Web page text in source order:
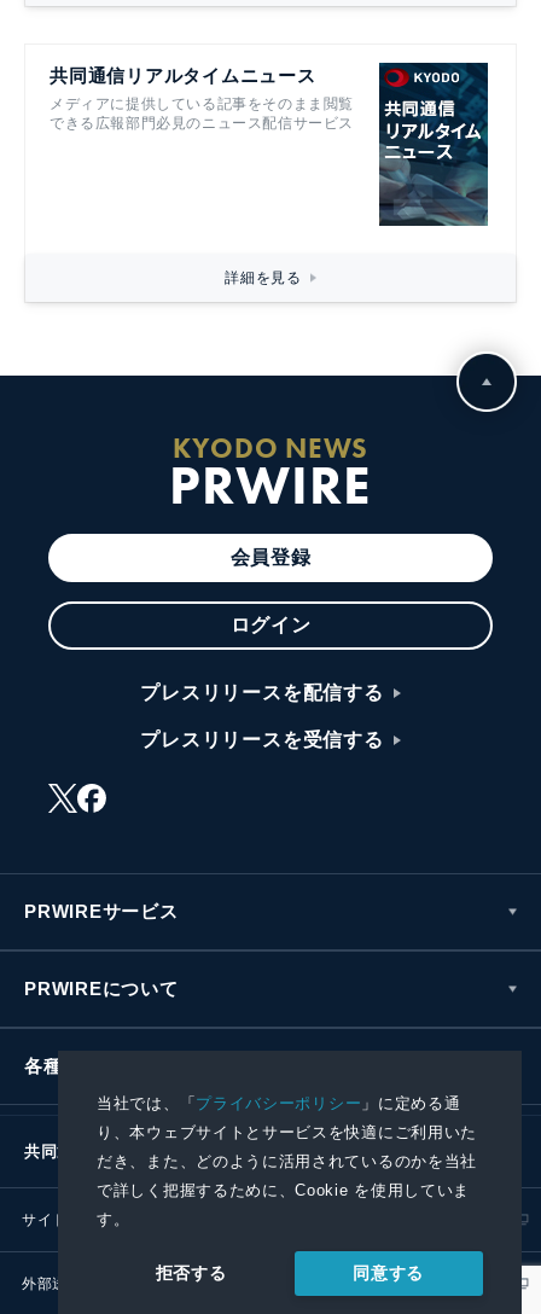
当社では、「プライバシーポリシー 」に定める通
り、本ウェブサイトとサービスを快適にご利用いた
だき、また、どのように活用されているのかを当社
で詳しく把握するために、Cookie を使用していま
す。
拒否する 同意する
共同通信リアルタイムニュース
メディアに提供している記事をそのまま閲覧
できる広報部門必見のニュース配信サービス
詳細を見る
KYODO NEWS
PRWIRE
会員登録
ログイン
プレスリリースを配信する
プレスリリースを受信する
PRWIREサービス
PRWIREについて
各種お問い合わせ
共同通信社グループ
サイトポリシー
外部送信ポリシー プレスリリース取扱基準